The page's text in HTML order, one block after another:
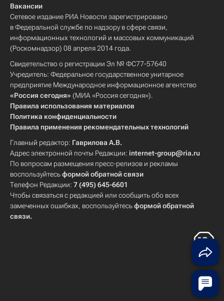
Вакансии
Сетевое издание РИА Новости зарегистрировано
в Федеральной службе по надзору в сфере связи,
информационных технологий и массовых коммуникаций
(Роскомнадзор) 08 апреля 2014 года.
Свидетельство о регистрации Эл № ФС77-57640
Учредитель: Федеральное государственное унитарное
предприятие Международное информационное агентство
«Россия сегодня» (МИА «Россия сегодня»).
Правила использования материалов
Политика конфиденциальности
Правила применения рекомендательных технологий
Главный редактор: Гаврилова А.В.
Адрес электронной почты Редакции: internet-group@ria.ru
По вопросам размещения пресс-релизов и рекламы
воспользуйтесьформой обратной связи
Телефон Редакции: 7 (495) 645-6601
Чтобы связаться с редакцией или сообщить обо всех
замеченных ошибках, воспользуйтесьформой обратной
связи.